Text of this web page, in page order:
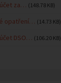
za… (148.78 KB)
opatření… (14.73 KB)
DSO… (106.20 KB)